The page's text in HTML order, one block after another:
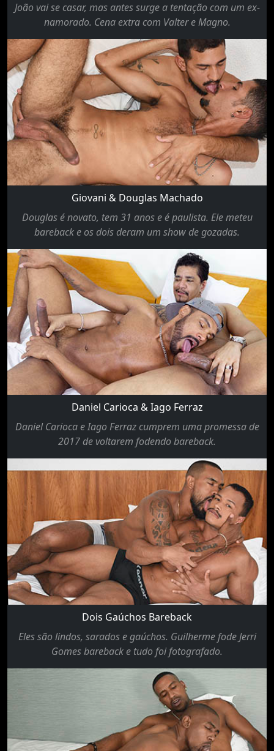
João vai se casar, mas antes surge a tentação com um ex-
namorado. Cena extra com Valter e Magno.
Giovani & Douglas Machado
Douglas é novato, tem 31 anos e é paulista. Ele meteu
bareback e os dois deram um show de gozadas.
Daniel Carioca & Iago Ferraz
Daniel Carioca e Iago Ferraz cumprem uma promessa de
2017 de voltarem fodendo bareback.
Dois Gaúchos Bareback
Eles são lindos, sarados e gaúchos. Guilherme fode Jerri
Gomes bareback e tudo foi fotografado.